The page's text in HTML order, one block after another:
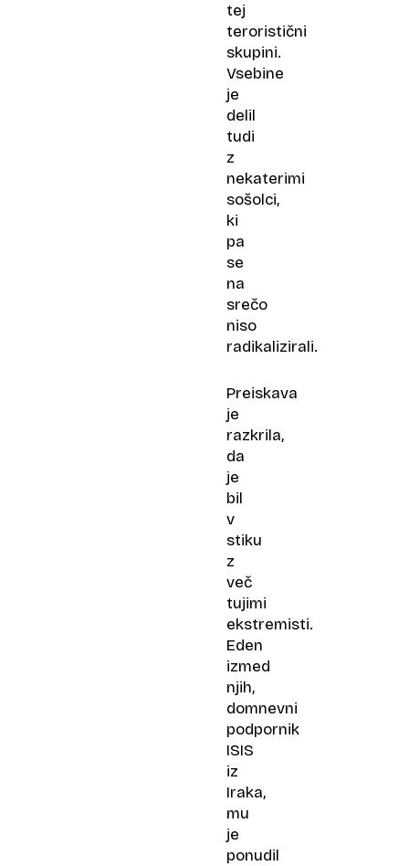
tej
teroristični
skupini.
Vsebine
je
delil
tudi
z
nekaterimi
sošolci,
ki
pa
se
na
srečo
niso
radikalizirali.
Preiskava
je
razkrila,
da
je
bil
v
stiku
z
več
tujimi
ekstremisti.
Eden
izmed
njih,
domnevni
podpornik
ISIS
iz
Iraka,
mu
je
ponudil